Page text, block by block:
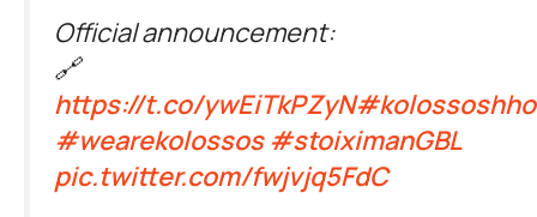
Official announcement:
🔗
https://t.co/ywEiTkPZyN
#wearekolossos #stoiximanGBL
pic.twitter.com/fwjvjq5FdC